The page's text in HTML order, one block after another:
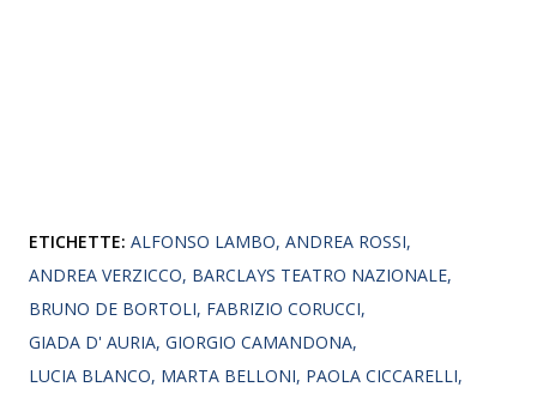
ETICHETTE: ALFONSO LAMBO ANDREA ROSSI
ANDREA VERZICCO BARCLAYS TEATRO NAZIONALE
BRUNO DE BORTOLI FABRIZIO CORUCCI
GIADA D' AURIA GIORGIO CAMANDONA
LUCIA BLANCO MARTA BELLONI PAOLA CICCARELLI